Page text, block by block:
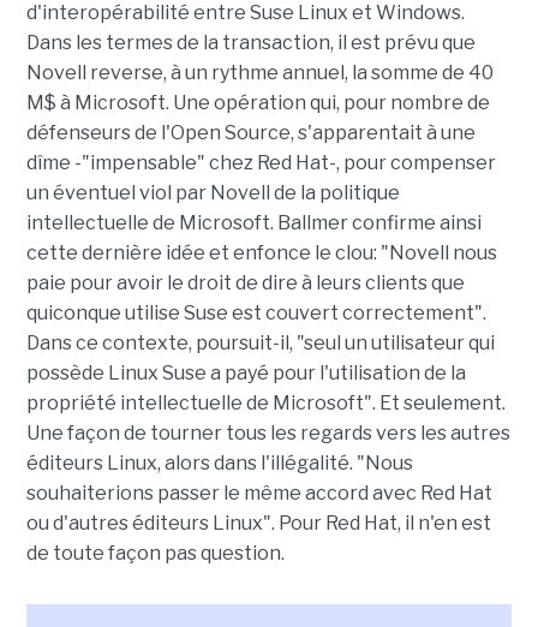
d'interopérabilité entre Suse Linux et Windows.
Dans les termes de la transaction, il est prévu que
Novell reverse, à un rythme annuel, la somme de 40
M$ à Microsoft. Une opération qui, pour nombre de
défenseurs de l'Open Source, s'apparentait à une
dîme -"impensable" chez Red Hat-, pour compenser
un éventuel viol par Novell de la politique
intellectuelle de Microsoft. Ballmer confirme ainsi
cette dernière idée et enfonce le clou: "Novell nous
paie pour avoir le droit de dire à leurs clients que
quiconque utilise Suse est couvert correctement".
Dans ce contexte, poursuit-il, "seul un utilisateur qui
possède Linux Suse a payé pour l'utilisation de la
propriété intellectuelle de Microsoft". Et seulement.
Une façon de tourner tous les regards vers les autres
éditeurs Linux, alors dans l'illégalité. "Nous
souhaiterions passer le même accord avec Red Hat
ou d'autres éditeurs Linux". Pour Red Hat, il n'en est
de toute façon pas question.